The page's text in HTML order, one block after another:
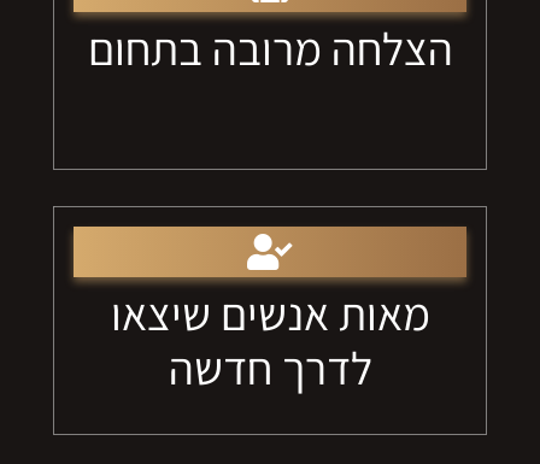
הצלחה מרובה בתחום
מאות אנשים שיצאו
לדרך חדשה